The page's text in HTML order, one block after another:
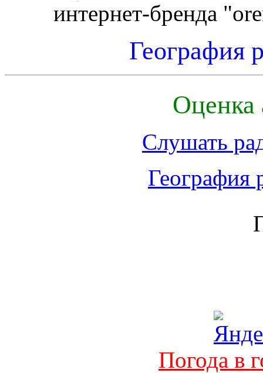
интернет-бренда
География
Оценка
Слушать
География
Погода в